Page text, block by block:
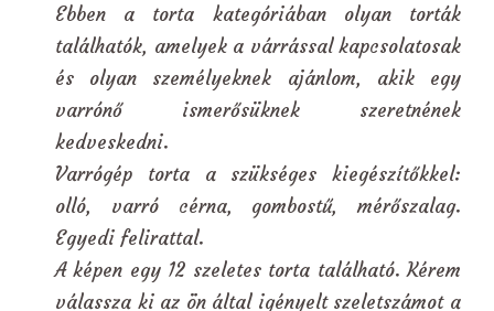
Ebben a torta kategóriában olyan torták
találhatók, amelyek a várrással kapcsolatosak
és olyan személyeknek ajánlom, akik egy
varrónő ismerősüknek szeretnének
kedveskedni.
Varrógép torta a szükséges kiegészítőkkel:
olló, varró cérna, gombostű, mérőszalag.
Egyedi felirattal.
A képen egy 12 szeletes torta található. Kérem
válassza ki az ön által igényelt szeletszámot a